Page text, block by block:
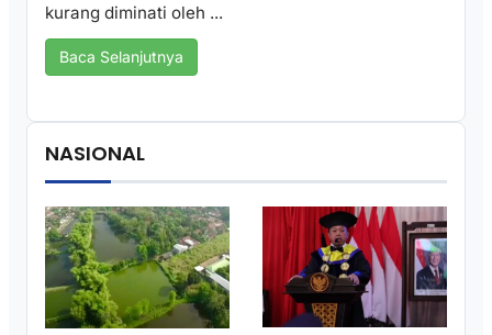
kurang diminati oleh ...
Baca Selanjutnya
NASIONAL